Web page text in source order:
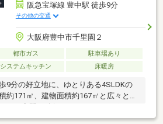
阪急宝塚線 豊中駅 徒歩9分
その他の交通
大阪府豊中市千里園２
都市ガス
駐車場あり
システムキッチン 床暖房
9分の好立地に、ゆとりある4SLDKの
約171㎡、建物面積約167㎡と広々とし
よる）なのも魅力♪収納スペースも豊